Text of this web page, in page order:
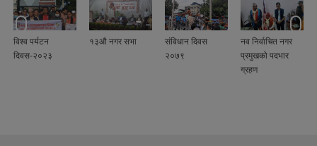
विश्व पर्यटन
दिवस-२०२३
१३औ नगर सभा
संविधान दिवस
२०७९
नव निर्वाचित नगर
प्रमुखको पदभार
ग्रहण